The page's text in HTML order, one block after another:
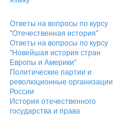
Ответы на вопросы по курсу
"Отечественная история"
Ответы на вопросы по курсу
"Новейшая история стран
Европы и Америки"
Политические партии и
революционные организации
России
История отечественного
государства и права